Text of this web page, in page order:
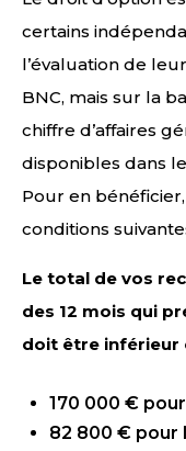
certains
l’évaluation de
BNC, mais sur la
chiffre d’affaires
disponibles dans
Pour en
conditions
Le total de vos
des 12 mois qui
doit être inférieur
170 000 €
82 800 € pour